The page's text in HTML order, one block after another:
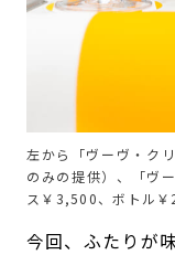
左から「ヴーヴ・ク
のみの提供）、「ヴ
ス￥3,500、ボトル
今回、ふたりが